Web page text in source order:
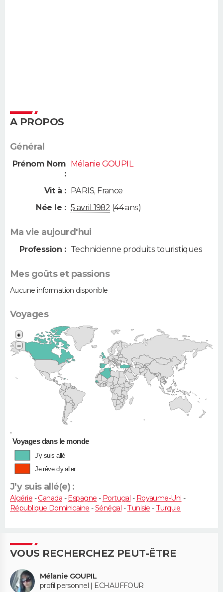
A PROPOS
Général
Prénom Nom
:
Mélanie GOUPIL
Vit à : PARIS, France
Née le : 5 avril 1982 (44 ans)
Ma vie aujourd'hui
Profession : Technicienne produits touristiques
Mes goûts et passions
Aucune information disponible
Voyages
•
+
−
Voyages dans le monde
J'y suis allé
Je rêve d'y aller
J'y suis allé(e) :
Algérie -Canada -Espagne - Portugal - Royaume-Uni -
République Dominicaine -Sénégal -Tunisie - Turquie
VOUS RECHERCHEZ PEUT-ÊTRE
Mélanie GOUPIL
profil personnel | ECHAUFFOUR